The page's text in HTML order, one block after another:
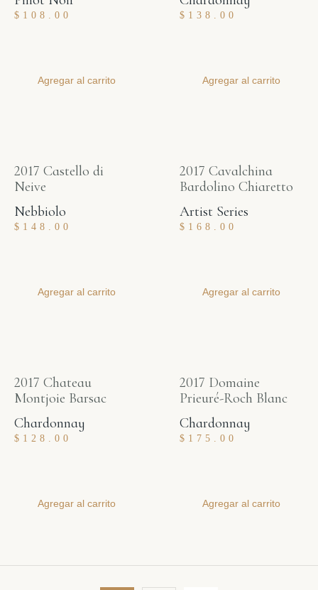
$ 108.00
Agregar al carrito
$ 138.00
Agregar al carrito
2017 Castello di
Neive
Nebbiolo
$ 148.00
Agregar al carrito
2017 Cavalchina
Bardolino Chiaretto
Artist Series
$ 168.00
Agregar al carrito
2017 Chateau
Montjoie Barsac
Chardonnay
$ 128.00
Agregar al carrito
2017 Domaine
Prieuré-Roch Blanc
Chardonnay
$ 175.00
Agregar al carrito